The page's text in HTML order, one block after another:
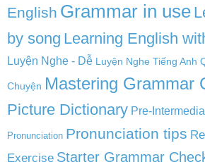
English Grammar in use
by song Learning English
Luyện Nghe - Dễ Luyện Nghe Tiếng Anh
Chuyện Mastering Grammar
Picture Dictionary Pre-
Pronunciation Pronunciation tips
Exercise Starter Grammar